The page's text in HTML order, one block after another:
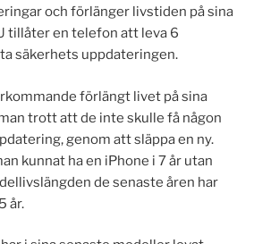
och förlänger livstiden på sina
tillåter en telefon att leva 6
säkerhets uppdateringen.
förlängt livet på sina
trott att de inte skulle få någon
genom att släppa en ny.
kunnat ha en iPhone i 7 år utan
de senaste åren har
år.